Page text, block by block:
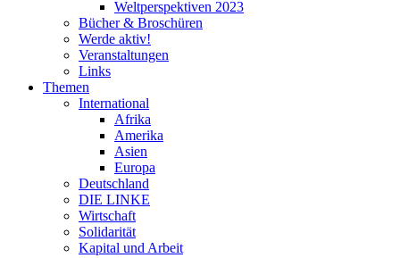
Weltperspektiven 2023
Bücher & Broschüren
Werde aktiv!
Veranstaltungen
Links
Themen
International
Afrika
Amerika
Asien
Europa
Deutschland
DIE LINKE
Wirtschaft
Solidarität
Kapital und Arbeit